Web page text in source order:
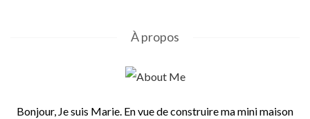
À propos
Bonjour, Je suis Marie. En vue de construire ma mini maison